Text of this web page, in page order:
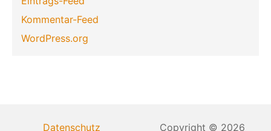
Kommentar-Feed
WordPress.org
Datenschutz Copyright © 2026